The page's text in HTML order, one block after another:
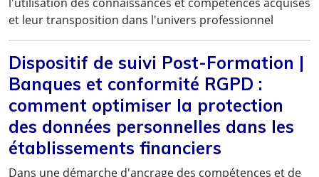
et leur transposition dans l'univers professionnel
Dispositif de suivi Post-Formation |
Banques et conformité RGPD :
comment optimiser la protection
des données personnelles dans les
établissements financiers
Dans une démarche d'ancrage des compétences et de
Mme Roseline Franche V. [LinkedIn]- LEGAL,
CLAIMS & UAC Manager,
MSC – Mediterranean Shipping Company SA